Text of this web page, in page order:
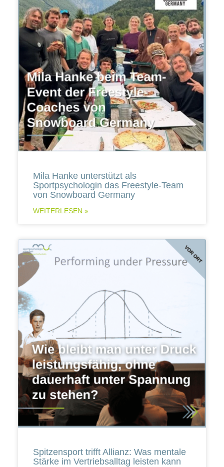
Mila Hanke unterstützt als
Sportpsychologin das Freestyle-Team
von Snowboard Germany
WEITERLESEN »
Spitzensport trifft Allianz: Was mentale
Stärke im Vertriebsalltag leisten kann